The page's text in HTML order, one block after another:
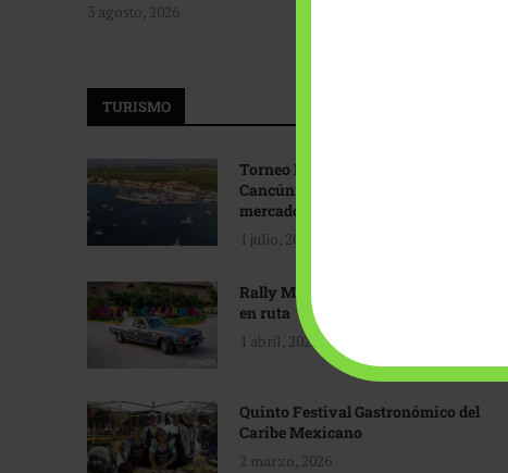
3 agosto, 2026
TURISMO
Torneo Internacional de Pesca
Cancún: Navegando hacia nuevos
mercados
1 julio, 2026
Rally Maya: Herencia automotriz
en ruta
1 abril, 2026
Quinto Festival Gastronómico del
Caribe Mexicano
2 marzo, 2026